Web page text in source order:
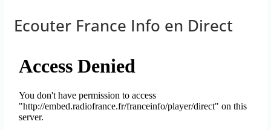
Ecouter France Info en Direct